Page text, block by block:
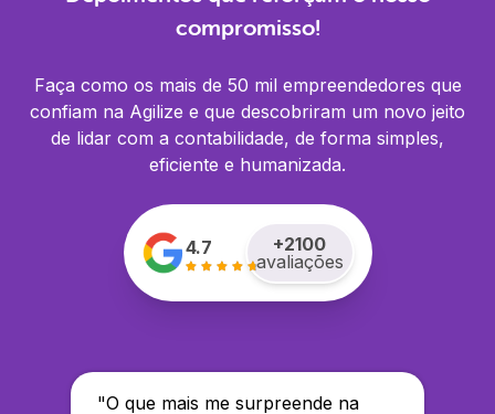
compromisso!
Faça como os mais de 50 mil empreendedores que
confiam na Agilize e que descobriram um novo jeito
de lidar com a contabilidade, de forma simples,
eficiente e humanizada.
4.7 +2100
avaliações
"O que mais me surpreende na